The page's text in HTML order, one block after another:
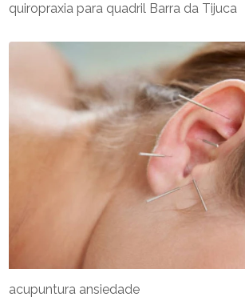
acupuntura ansiedade
quiropraxia para quadril Barra da Tijuca